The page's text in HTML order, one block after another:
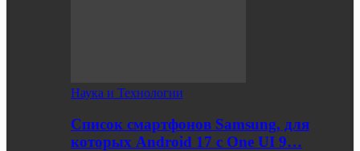
Наука и Технологии
Список смартфонов Samsung, для
которых Android 17 с One UI 9…